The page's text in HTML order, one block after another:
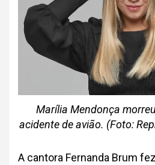
Marília Mendonça
acidente de avião. (Foto:
A cantora Fernanda Brum